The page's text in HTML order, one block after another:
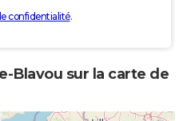
confidentialité.
Blavou sur la carte de